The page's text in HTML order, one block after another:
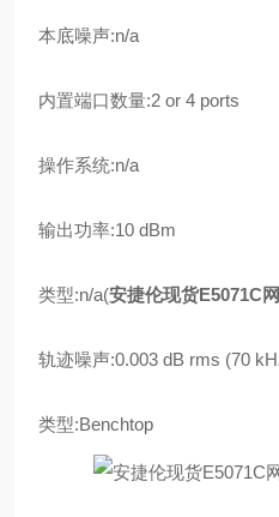
本底噪声:n/a
内置端口数量:2 or 4 ports
操作系统:n/a
输出功率:10 dBm
类型:n/a(安捷伦现货E5071C
轨迹噪声:0.003 dB rms (70
类型:Benchtop